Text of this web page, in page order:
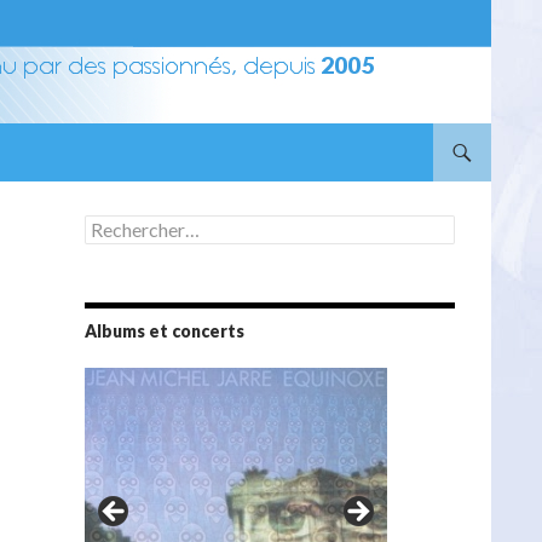
Rechercher :
Albums et concerts